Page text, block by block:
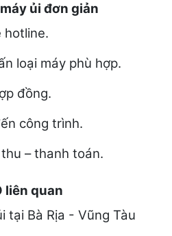
ủi đơn giản
hotline.
loại máy phù hợp.
đồng.
công trình.
– thanh toán.
liên quan
tại Bà Rịa - Vũng Tàu